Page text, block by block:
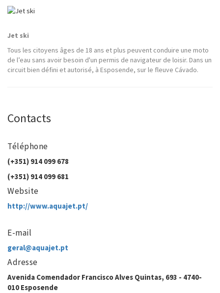
Jet ski
Tous les citoyens âges de 18 ans et plus peuvent conduire une moto
de l’eau sans avoir besoin d'un permis de navigateur de loisir. Dans un
circuit bien défini et autorisé, à Esposende, sur le fleuve Cávado.
Contacts
Téléphone
(+351) 914 099 678
(+351) 914 099 681
Website
http://www.aquajet.pt/
E-mail
geral@aquajet.pt
Adresse
Avenida Comendador Francisco Alves Quintas, 693 - 4740-
010 Esposende